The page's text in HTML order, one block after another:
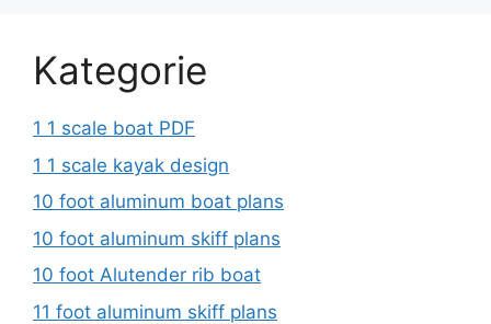
Kategorie
1 1 scale boat PDF
1 1 scale kayak design
10 foot aluminum boat plans
10 foot aluminum skiff plans
10 foot Alutender rib boat
11 foot aluminum skiff plans